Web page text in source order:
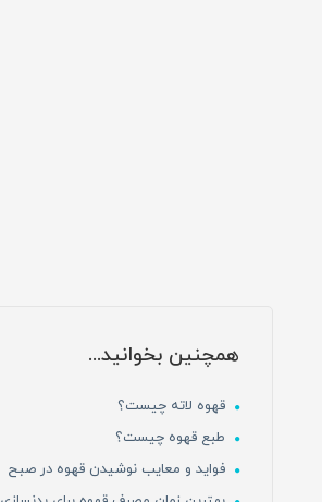
همچنین بخوانید...
قهوه لاته چیست؟
طبع قهوه چیست؟
فواید و معایب نوشیدن قهوه در صبح